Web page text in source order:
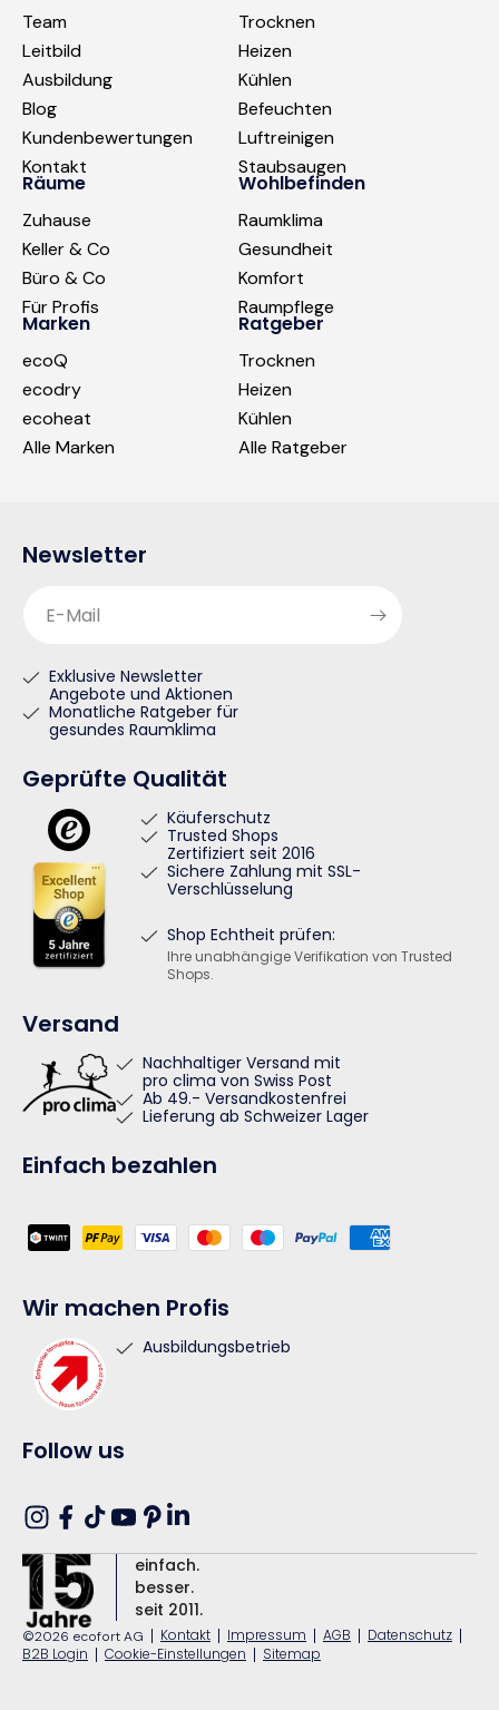
Team
Leitbild
Ausbildung
Blog
Kundenbewertungen
Kontakt
Trocknen
Heizen
Kühlen
Befeuchten
Luftreinigen
Staubsaugen
Räume
Zuhause
Keller & Co
Büro & Co
Für Profis
Wohlbefinden
Raumklima
Gesundheit
Komfort
Raumpflege
Marken
ecoQ
ecodry
ecoheat
Alle Marken
Ratgeber
Trocknen
Heizen
Kühlen
Alle Ratgeber
Newsletter
E-Mail
Exklusive Newsletter
Angebote und Aktionen
Monatliche Ratgeber für
gesundes Raumklima
Geprüfte Qualität
Käuferschutz
Trusted Shops
Zertifiziert seit 2016
Sichere Zahlung mit SSL-
Verschlüsselung
Shop Echtheit prüfen:
Ihre unabhängige Verifikation von Trusted
Shops.
Versand
Nachhaltiger Versand mit
pro clima von Swiss Post
Ab 49.- Versandkostenfrei
Lieferung ab Schweizer Lager
Einfach bezahlen
Zahlungsmethoden
Wir machen Profis
Ausbildungsbetrieb
Follow us
Instagram
Facebook
TikTokYouTube
Pinterest
Translation missing:
einfach.
besser.
seit 2011.
©2026 ecofort AG | Kontakt | Impressum | AGB | Datenschutz |
B2B Login | Cookie-Einstellungen | Sitemap